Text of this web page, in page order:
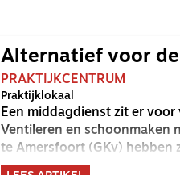
Alternatief voor
PRAKTIJKCENTRUM
Praktijklokaal
Een middagdienst zit er
Ventileren en schoonmaken
te Amersfoort (GKv) hebben